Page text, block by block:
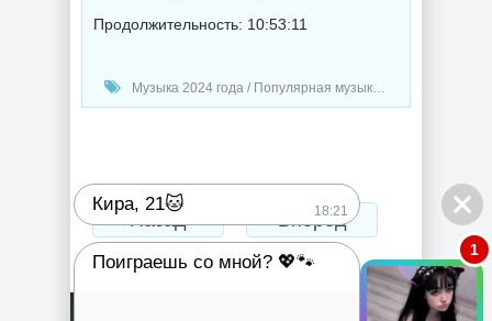
Продолжительность: 10:53:11
Музыка 2024 года / Популярная музыка / Блюз музыка / Музыка VA
Назад Вперед
Кира, 21🐱 18:21
Поиграешь со мной? 💖🐾 1